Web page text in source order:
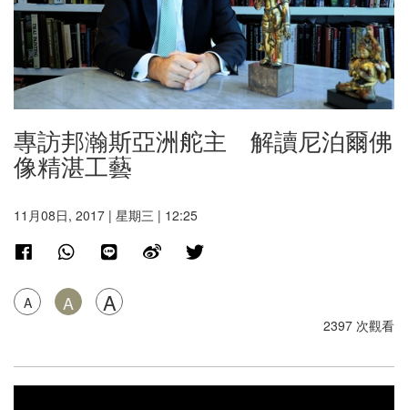
專訪邦瀚斯亞洲舵主 解讀尼泊爾佛
像精湛工藝
11月08日, 2017 | 星期三 | 12:25
A A A
2397 次觀看